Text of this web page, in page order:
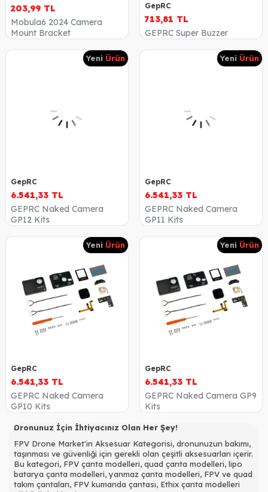
203,99 TL
Mobula6 2024 Camera
Mount Bracket
GepRC
713,81 TL
GEPRC Super Buzzer
Yeni Ürün
GepRC
6.541,33 TL
GEPRC Naked Camera
GP12 Kits
Yeni Ürün
GepRC
6.541,33 TL
GEPRC Naked Camera
GP11 Kits
Yeni Ürün
GepRC
6.541,33 TL
GEPRC Naked Camera
GP10 Kits
Yeni Ürün
GepRC
6.541,33 TL
GEPRC Naked Camera GP9
Kits
Dronunuz İçin İhtiyacınız Olan Her Şey!
FPV Drone Market'in Aksesuar Kategorisi, dronunuzun bakımı,
taşınması ve güvenliği için gerekli olan çeşitli aksesuarları içerir.
Bu kategori, FPV çanta modelleri, quad çanta modelleri, lipo
batarya çanta modelleri, yanmaz çanta modelleri, FPV ve quad
takım çantaları, FPV kumanda çantası, Ethix çanta modelleri